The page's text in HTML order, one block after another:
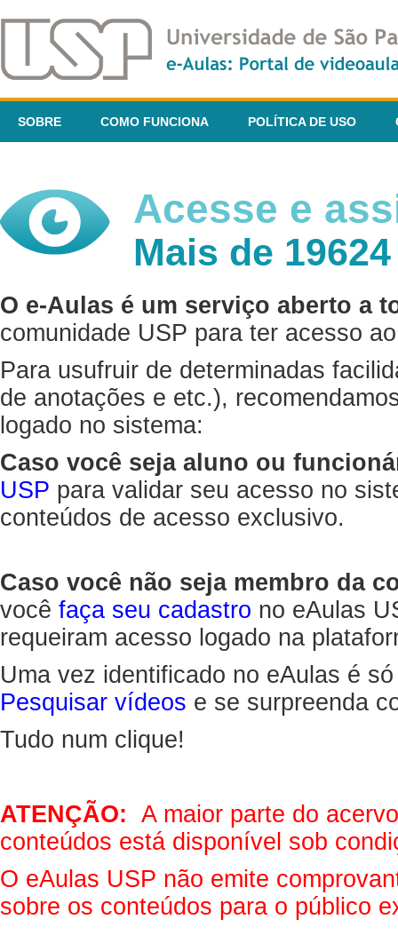
SOBRE COMO FUNCIONA POLÍTICA DE USO
Acesse e
Mais de
O e-Aulas é um serviço aberto a
comunidade USP para ter acesso
Para usufruir de determinadas
de anotações e etc.),
logado no sistema:
Caso você seja aluno ou
USP para validar seu acesso no
conteúdos de acesso exclusivo.
Caso você não seja membro da
você faça seu cadastro no eAulas
requeiram acesso logado na
Uma vez identificado no eAulas é
Pesquisar vídeos e se surpreenda
Tudo num clique!
ATENÇÃO: A maior parte do
conteúdos está disponível sob
O eAulas USP não emite
sobre os conteúdos para o público